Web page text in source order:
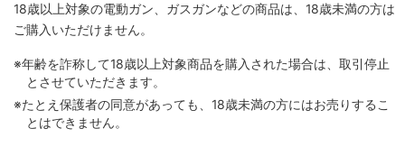
18歳以上対象の電動ガン、ガスガンなどの商品は、18歳未満の方は
ご購入いただけません。
※年齢を詐称して18歳以上対象商品を購入された場合は、取引停止
とさせていただきます。
※たとえ保護者の同意があっても、18歳未満の方にはお売りするこ
とはできません。